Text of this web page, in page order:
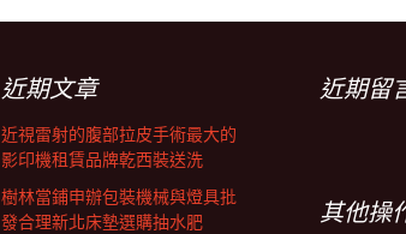
近期文章
近視雷射的腹部拉皮手術最大的
影印機租賃品牌乾西裝送洗
樹林當鋪申辦包裝機械與燈具批
發合理新北床墊選購抽水肥
近期留
其他操